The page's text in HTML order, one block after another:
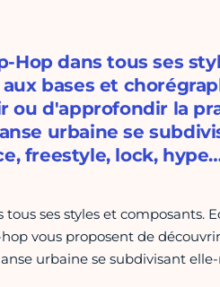
Hop dans tous ses
bases et
ou d'approfondir la
urbaine se
freestyle, lock,
ses styles et composants.
vous proposent de
urbaine se subdivisant